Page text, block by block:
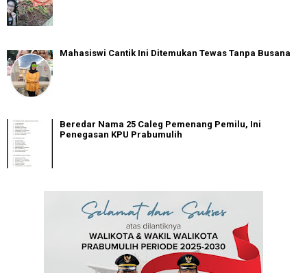
Mahasiswi Cantik Ini Ditemukan Tewas Tanpa Busana
Beredar Nama 25 Caleg Pemenang Pemilu, Ini
Penegasan KPU Prabumulih